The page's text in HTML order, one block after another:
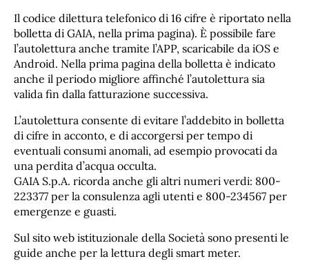
Il codice dilettura telefonico di 16 cifre è riportato nella
bolletta di GAIA, nella prima pagina). È possibile fare
l’autolettura anche tramite l’APP, scaricabile da iOS e
Android. Nella prima pagina della bolletta è indicato
anche il periodo migliore affinché l’autolettura sia
valida fin dalla fatturazione successiva.
L’autolettura consente di evitare l’addebito in bolletta
di cifre in acconto, e di accorgersi per tempo di
eventuali consumi anomali, ad esempio provocati da
una perdita d’acqua occulta.
GAIA S.p.A. ricorda anche gli altri numeri verdi: 800-
223377 per la consulenza agli utenti e 800-234567 per
emergenze e guasti.
Sul sito web istituzionale della Società sono presenti le
guide anche per la lettura degli smart meter.